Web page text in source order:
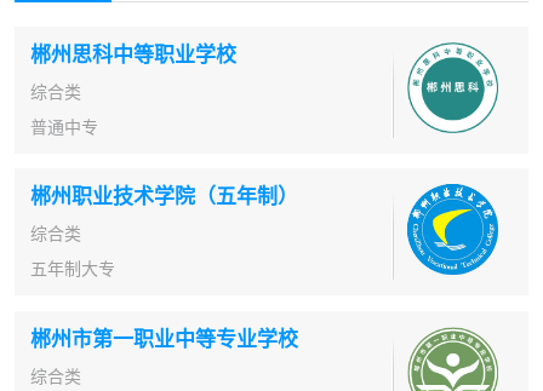
郴州思科中等职业学校
综合类
普通中专
郴州职业技术学院（五年制）
综合类
五年制大专
郴州市第一职业中等专业学校
综合类